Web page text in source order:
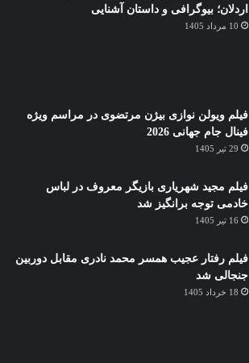
اردلان؛ بیوگرافی و داستان آشنایی
10 مرداد 1405
فیلم ویولن نوازی بیژن مرتضوی در مراسم ویژه
فینال جام جهانی 2026
29 تیر 1405
فیلم مجید شهریاری بازیگر معروف در لباس
خادمی توجه برانگیز شد
16 تیر 1405
فیلم رفتار عجیب همسر محمد نادری مقابل دوربین
جنجالی شد
18 خرداد 1405